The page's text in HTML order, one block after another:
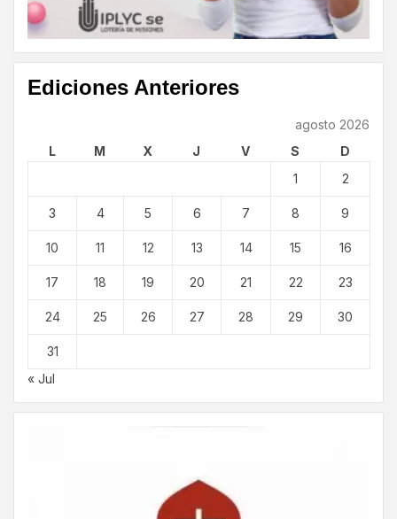
Ediciones Anteriores
agosto 2026
L
M X J V S
D
1
2
3 4 5 6 7 8 9
10 11 12 13 14 15 16
17 18 19 20 21 22 23
24 25 26 27 28 29 30
31
« Jul